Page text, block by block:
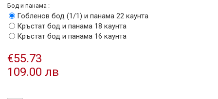
Бод и панама :
Гобленов бод (1/1) и панама 22 каунта
Кръстат бод и панама 18 каунта
Кръстат бод и панама 16 каунта
€55.73
109.00 лв